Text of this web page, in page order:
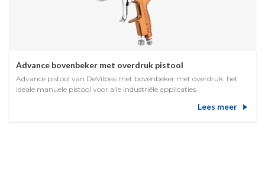
Advance bovenbeker met overdruk pistool
Advance pistool van DeVilbiss met bovenbeker met overdruk: het
ideale manuele pistool voor alle industriële applicaties.
Lees meer